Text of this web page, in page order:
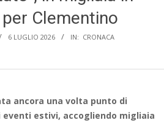
Clementino
6 LUGLIO 2026 IN: CRONACA
ancora una volta punto di
estivi, accogliendo migliaia